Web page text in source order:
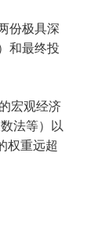
份极具深
和最终投
宏观经济
法等）以
权重远超